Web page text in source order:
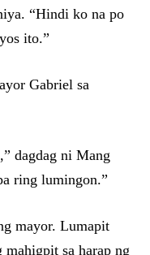
“Hindi ko na po
ito.”
Gabriel sa
dagdag ni Mang
ring lumingon.”
mayor. Lumapit
mahigpit sa harap ng